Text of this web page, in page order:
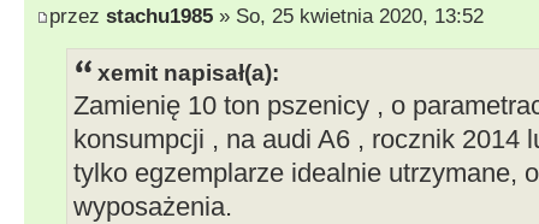
przez stachu1985 » So, 25 kwietnia 2020, 13:52
xemit napisał(a):
Zamienię 10 ton pszenicy , o
konsumpcji , na audi A6 , rocznik 2014
tylko egzemplarze idealnie utrzymane,
wyposażenia.